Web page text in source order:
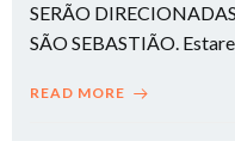
SERÃO
SÃO SEBASTIÃO.
READ MORE